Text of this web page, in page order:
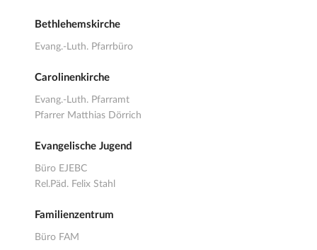
Bethlehemskirche
Evang.-Luth. Pfarrbüro
Carolinenkirche
Evang.-Luth. Pfarramt
Pfarrer Matthias Dörrich
Evangelische Jugend
Büro EJEBC
Rel.Päd. Felix Stahl
Familienzentrum
Büro FAM